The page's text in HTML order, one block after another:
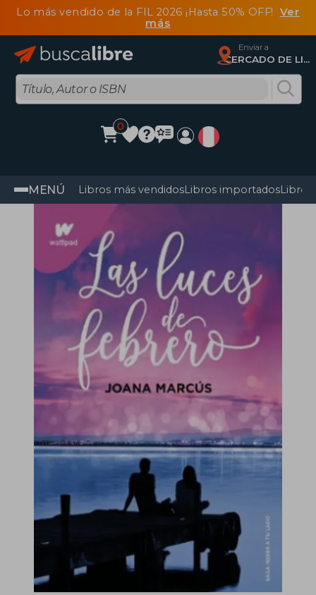
Lo más vendido de la FIL 2026 ¡Hasta 50% OFF! Ver
más
Enviar a
CERCADO DE LIMA, Lima
0
MENÚ Libros más vendidosLibros importadosLibros